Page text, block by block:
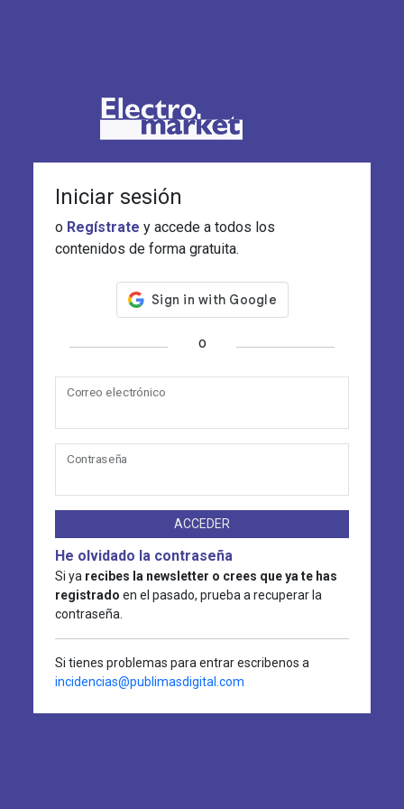
Iniciar sesión
o Regístrate y accede a todos los
contenidos de forma gratuita.
o
Correo electrónico
Contraseña
ACCEDER
He olvidado la contraseña
Si ya recibes la newsletter o crees que ya te has
registrado en el pasado, prueba a recuperar la
contraseña.
Si tienes problemas para entrar escribenos a
incidencias@publimasdigital.com